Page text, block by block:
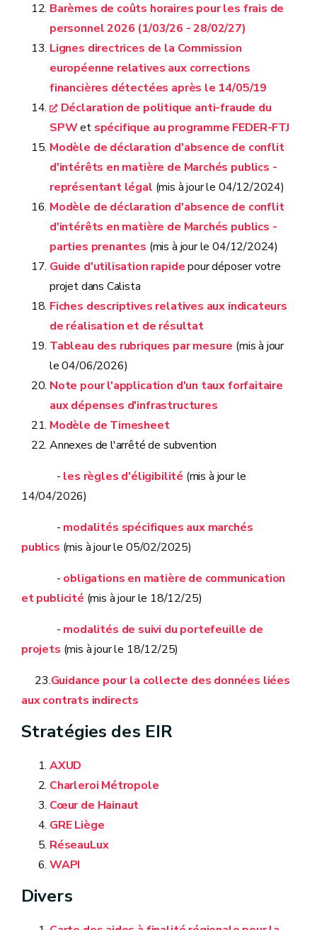
Barèmes de coûts horaires pour les frais de
personnel 2026 (1/03/26 - 28/02/27)
Lignes directrices de la Commission
européenne relatives aux corrections
financières détectées après le 14/05/19
Déclaration de politique anti-fraude du
SPWet spécifique au programme FEDER-FTJ
Modèle de déclaration d'absence de conflit
d'intérêts en matière de Marchés publics -
représentant légal (mis à jour le 04/12/2024)
Modèle de déclaration d'absence de conflit
d'intérêts en matière de Marchés publics -
parties prenantes (mis à jour le 04/12/2024)
Guide d'utilisation rapidepour déposer votre
projet dans Calista
Fiches descriptives relatives aux indicateurs
de réalisation et de résultat
Tableau des rubriques par mesure (mis à jour
le 04/06/2026)
Note pour l'application d'un taux forfaitaire
aux dépenses d'infrastructures
Modèle de Timesheet
Annexes de l'arrêté de subvention
- les règles d'éligibilité (mis à jour le
14/04/2026)
- modalités spécifiques aux marchés
publics (mis à jour le 05/02/2025)
- obligations en matière de communication
et publicité (mis à jour le 18/12/25)
- modalités de suivi du portefeuille de
projets (mis à jour le 18/12/25)
23.Guidance pour la collecte des données liées
aux contrats indirects
Stratégies des EIR
AXUD
Charleroi Métropole
Cœur de Hainaut
GRE Liège
RéseauLux
WAPI
Divers